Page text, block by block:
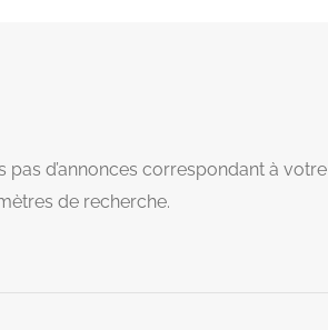
pas d’annonces correspondant à votre
de recherche.